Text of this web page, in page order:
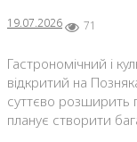
19.07.2026 71
Гастрономічний і
відкритий на
суттєво розширить
планує створити